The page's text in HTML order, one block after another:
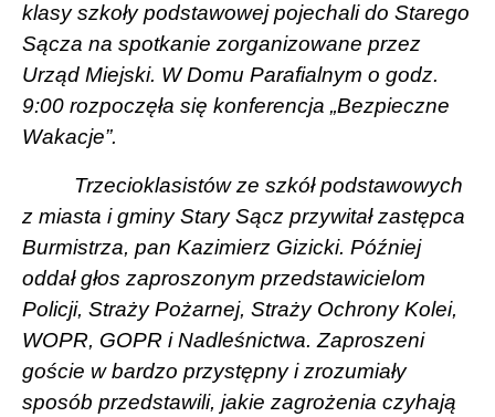
klasy szkoły podstawowej pojechali do Starego
Sącza na spotkanie zorganizowane przez
Urząd Miejski. W Domu Parafialnym o godz.
9:00 rozpoczęła się konferencja „Bezpieczne
Wakacje”.
Trzecioklasistów ze szkół podstawowych
z miasta i gminy Stary Sącz przywitał zastępca
Burmistrza, pan Kazimierz Gizicki. Później
oddał głos zaproszonym przedstawicielom
Policji, Straży Pożarnej, Straży Ochrony Kolei,
WOPR, GOPR i Nadleśnictwa. Zaproszeni
goście w bardzo przystępny i zrozumiały
sposób przedstawili, jakie zagrożenia czyhają